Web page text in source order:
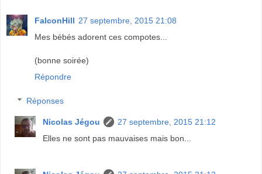
FalconHill 27 septembre, 2015 21:08
Mes bébés adorent ces compotes...
(bonne soirée)
Répondre
Réponses
Nicolas Jégou
27 septembre, 2015 21:12
Elles ne sont pas mauvaises mais bon...